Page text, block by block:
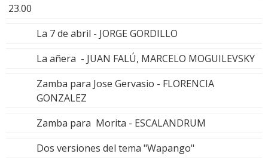
23.00
La 7 de abril - JORGE GORDILLO
La añera - JUAN FALÚ, MARCELO MOGUILEVSKY
Zamba para Jose Gervasio - FLORENCIA
GONZALEZ
Zamba para Morita - ESCALANDRUM
Dos versiones del tema "Wapango"